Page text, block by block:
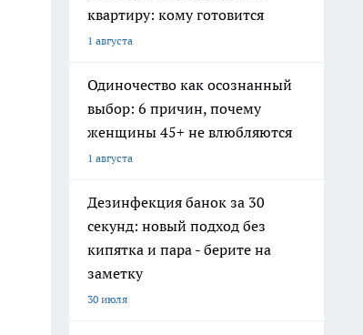
квартиру: кому готовится
1 августа
Одиночество как осознанный
выбор: 6 причин, почему
женщины 45+ не влюбляются
1 августа
Дезинфекция банок за 30
секунд: новый подход без
кипятка и пара - берите на
заметку
30 июля